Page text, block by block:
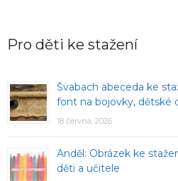
Pro děti ke stažení
Švabach abeceda ke
font na bojovky, dětské
18 června, 2026
Anděl: Obrázek ke
děti a učitele